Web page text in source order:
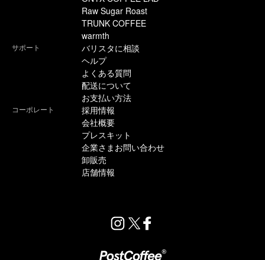
Raw Sugar Roast
TRUNK COFFEE
warmth
サポート
バリスタに相談
ヘルプ
よくある質問
配送について
お支払い方法
コーポレート
採用情報
会社概要
プレスキット
企業さまお問い合わせ
卸販売
店舗情報